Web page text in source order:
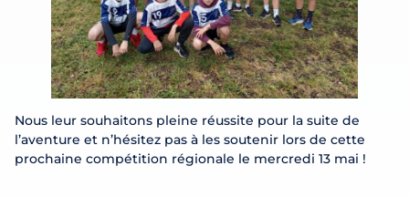
Nous leur souhaitons pleine réussite pour la suite de
l’aventure et n’hésitez pas à les soutenir lors de cette
prochaine compétition régionale le mercredi 13 mai !